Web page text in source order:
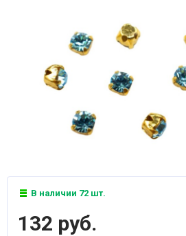
В наличии 72 шт.
132 руб.